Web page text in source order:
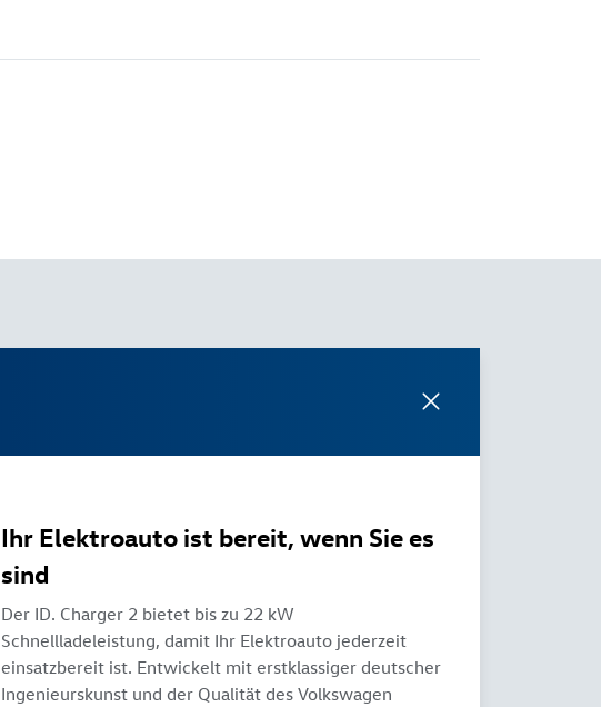
Ihr Elektroauto ist bereit, wenn Sie es
sind
Der ID. Charger 2 bietet bis zu 22 kW
Schnellladeleistung, damit Ihr Elektroauto jederzeit
einsatzbereit ist. Entwickelt mit erstklassiger deutscher
Ingenieurskunst und der Qualität des Volkswagen